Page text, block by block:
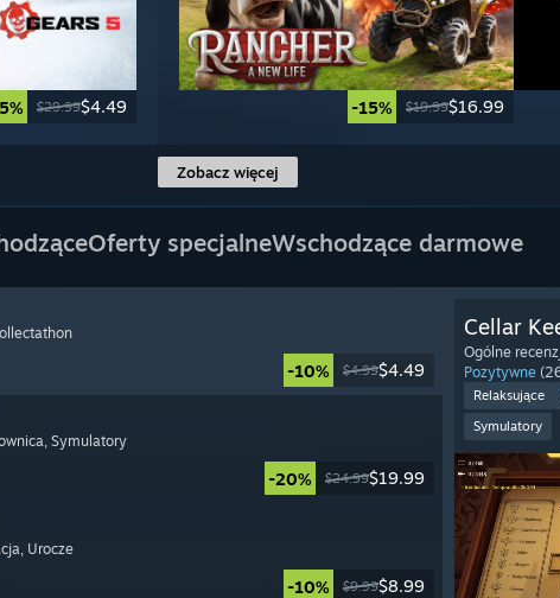
$29.99$4.49 -15% $19.99$16.99
Zobacz więcej
Oferty specjalneWschodzące darmowe
-10% $4.99$4.49
, Symulatory
-20% $24.99$19.99
, Urocze
-10% $9.99$8.99
Cellar
Ogólne
Pozytywne
Relaksujące
Symulatory